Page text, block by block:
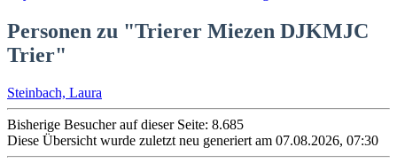
Personen zu "Trierer Miezen DJKMJC
Trier"
Steinbach, Laura
Bisherige Besucher auf dieser Seite: 8.685
Diese Übersicht wurde zuletzt neu generiert am 07.08.2026, 07:30